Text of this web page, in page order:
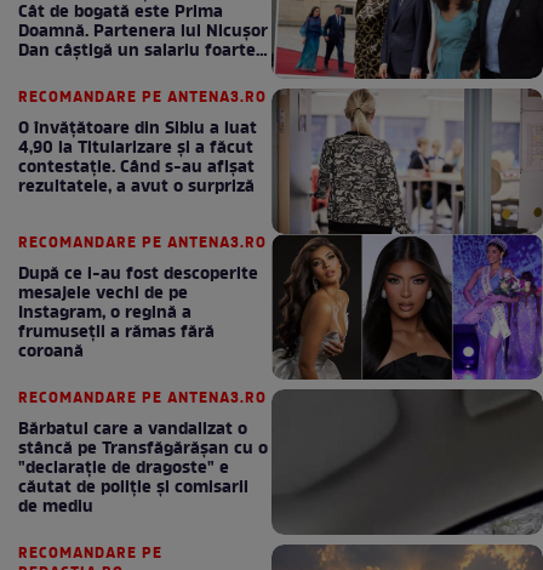
Cât de bogată este Prima
Doamnă. Partenera lui Nicușor
Dan câștigă un salariu foarte
RECOMANDARE PE ANTENA3.RO
O învățătoare din Sibiu a luat
4,90 la Titularizare și a făcut
contestație. Când s-au afișat
rezultatele, a avut o surpriză
RECOMANDARE PE ANTENA3.RO
După ce i-au fost descoperite
mesajele vechi de pe
Instagram, o regină a
frumuseții a rămas fără
coroană
RECOMANDARE PE ANTENA3.RO
Bărbatul care a vandalizat o
stâncă pe Transfăgărășan cu o
"declaraţie de dragoste" e
căutat de poliție și comisarii
de mediu
RECOMANDARE PE